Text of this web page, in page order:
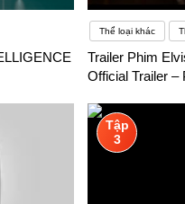
Anh. Bạn có thể:Tham gia
ngàyChất lượng giáo viên là
đầu tư thông qua nguồn
Thể loại khác
Trailer Phim
Official Trailer –
Tập
3